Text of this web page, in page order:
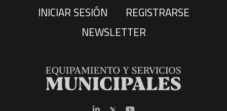
INICIAR SESIÓN
REGISTRARSE
NEWSLETTER